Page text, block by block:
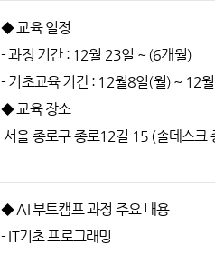
◆ 교육 일정
- 과정 기간 : 12월 23일 ~ (6개월)
- 기초교육 기간 : 12월8일(월) ~ 12
◆ 교육 장소
서울 종로구 종로12길 15 (솔데스크
◆ AI 부트캠프 과정 주요 내용
- IT기초 프로그래밍